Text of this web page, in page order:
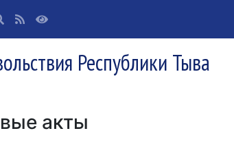
Республики Тыва
акты